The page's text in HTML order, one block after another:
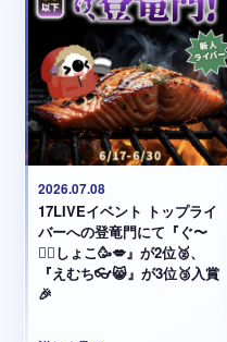
2026.07.08
17LIVEイベント トップライ
バーへの登竜門にて『ぐ〜
✊🏻‪しょこ🥳💋』が2位🥈、
『えむち👓😸』が3位🥉入賞
🎉